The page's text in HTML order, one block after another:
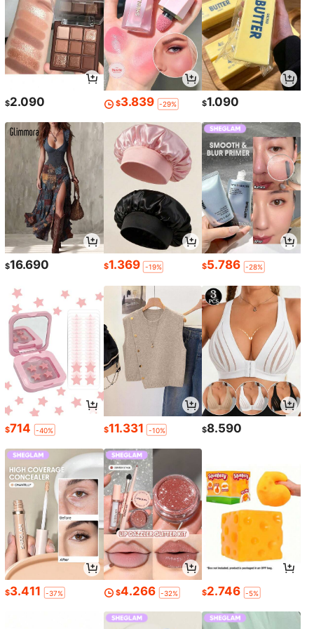
$2.090 $3.839 -29% $1.090
$16.690 $1.369 -19% $5.786 -28%
$714 -40% $11.331 -10% $8.590
$3.411 -37% $4.266 -32% $2.746 -5%